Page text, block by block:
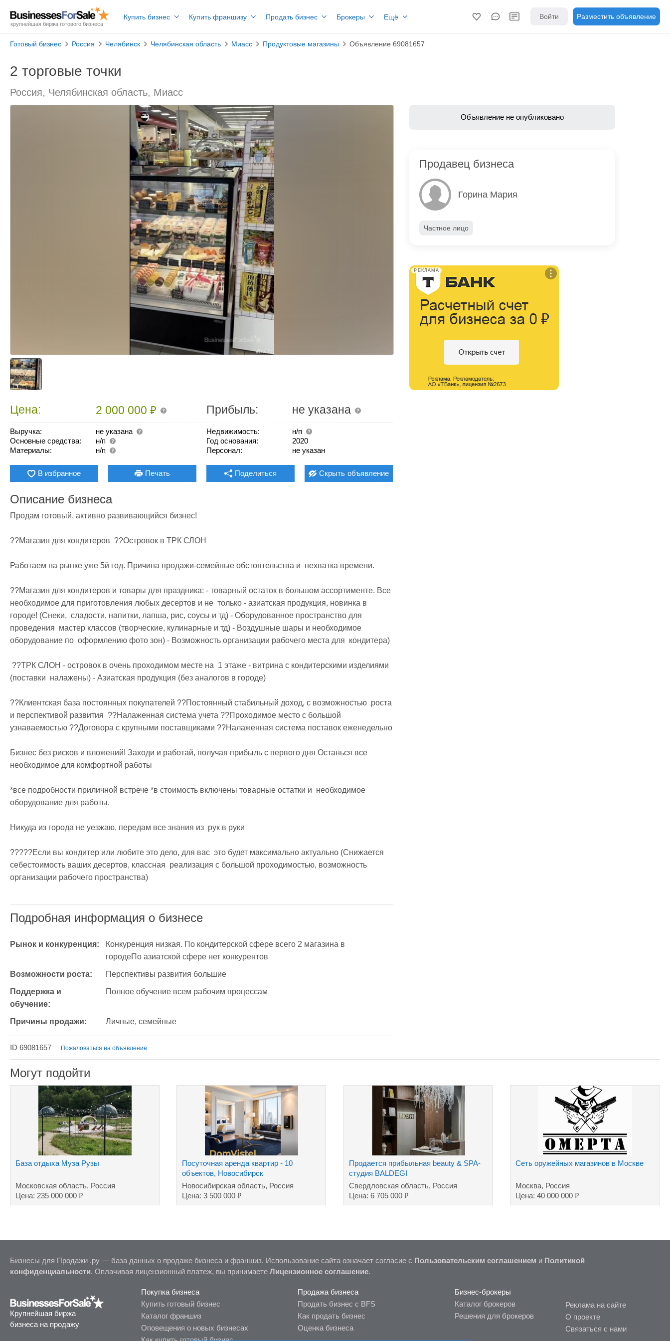
крупнейшая биржа готового бизнеса
Купить бизнес Купить франшизу Продать бизнес Брокеры Ещё Войти Разместить объявление
Готовый бизнес Россия Челябинск Челябинская область Миасс Продуктовые магазины Объявление 69081657
2 торговые точки
Россия, Челябинская область, Миасс
Цена: 2 000 000₽ Прибыль: не указана
Выручка:
не указана
Основные средства:
н/п
Материалы:
н/п
Недвижимость:
н/п
Год основания:
2020
Персонал:
не указан
В избранное Печать Поделиться Скрыть объявление
Описание бизнеса
Продам готовый, активно развивающийся бизнес!
??Магазин для кондитеров  ??Островок в ТРК СЛОН
Работаем на рынке уже 5й год. Причина продажи-семейные обстоятельства и  нехватка времени.
??Магазин для кондитеров и товары для праздника: - товарный остаток в большом ассортименте. Все
необходимое для приготовления любых десертов и не  только - азиатская продукция, новинка в
городе! (Снеки,  сладости, напитки, лапша, рис, соусы и тд) - Оборудованное пространство для
проведения  мастер классов (творческие, кулинарные и тд) - Воздушные шары и необходимое
оборудование по  оформлению фото зон) - Возможность организации рабочего места для  кондитера)
(поставки  налажены) - Азиатская продукция (без аналогов в городе)
??Клиентская база постоянных покупателей ??Постоянный стабильный доход, с возможностью  роста
и перспективой развития  ??Налаженная система учета ??Проходимое место с большой
узнаваемостью ??Договора с крупными поставщиками ??Налаженная система поставок еженедельно
Бизнес без рисков и вложений! Заходи и работай, получая прибыль с первого дня Останься все
необходимое для комфортной работы
*все подробности приличной встрече *в стоимость включены товарные остатки и  необходимое
оборудование для работы.
Никуда из города не уезжаю, передам все знания из  рук в руки
?????Если вы кондитер или любите это дело, для вас  это будет максимально актуально (Снижается
себестоимость ваших десертов, классная  реализация с большой проходимостью, возможность
организации рабочего пространства)
Подробная информация о бизнесе
Рынок и конкуренция:
Конкуренция низкая. По кондитерской сфере всего 2 магазина в
городеПо азиатской сфере нет конкурентов
Возможности роста: Перспективы развития большие
Поддержка и
обучение:
Полное обучение всем рабочим процессам
Причины продажи: Личные, семейные
Объявление не опубликовано
Продавец бизнеса
Горина Мария
Частное лицо
РЕКЛАМА
ID 69081657 Пожаловаться на объявление
Могут подойти
База отдыха Муза Рузы
Московская область, Россия
Цена: 235 000 000 ₽
Посуточная аренда квартир - 10
объектов, Новосибирск
Новосибирская область, Россия
Цена: 3 500 000₽
Продается прибыльная beauty & SPA-
студия BALDEGI
Свердловская область, Россия
Цена: 6 705 000 ₽
Сеть оружейных магазинов в Москве
Москва, Россия
Цена: 40 000 000₽
Бизнесы для Продажи .ру — база данных о продаже бизнеса и франшиз. Использование сайта означает согласие с Пользовательским соглашением и Политикой
конфиденциальности. Оплачивая лицензионный платеж, вы принимаете Лицензионное соглашение.
Крупнейшая биржа
бизнеса на продажу
Покупка бизнеса
Купить готовый бизнес
Каталог франшиз
Оповещения о новых бизнесах
Продажа бизнеса
Продать бизнес с BFS
Как продать бизнес
Оценка бизнеса
Бизнес-брокеры
Каталог брокеров
Решения для брокеров
Реклама на сайте
О проекте
Связаться с нами